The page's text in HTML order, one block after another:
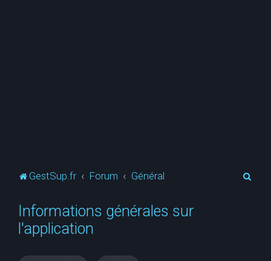
GestSup.fr Forum Général
Informations générales sur
l'application